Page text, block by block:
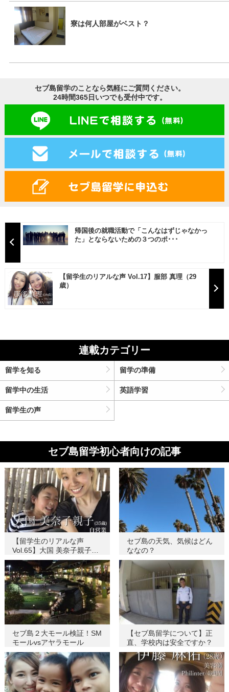
寮は何人部屋がベスト？
セブ島留学のことなら気軽にご質問ください。
24時間365日いつでも受付中です。
帰国後の就職活動で「こんなはずじゃなかっ
た」とならないための３つのポ･･･
【留学生のリアルな声 Vol.17】服部 真理（29
歳）
連載カテゴリー
留学を知る 留学の準備
留学中の生活 英語学習
留学生の声
セブ島留学初心者向けの記事
【留学生のリアルな声
Vol.65】大国 美奈子親子…
セブ島の天気、気候はどん
ななの？
セブ島２大モール検証！SM
モールvsアヤラモール
【セブ島留学について】正
直、学校内は安全ですか？